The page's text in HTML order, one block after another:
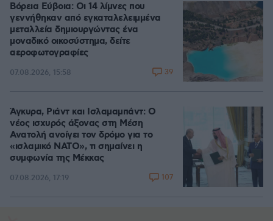
Βόρεια Εύβοια: Οι 14 λίμνες που
γεννήθηκαν από εγκαταλελειμμένα
μεταλλεία δημιουργώντας ένα
μοναδικό οικοσύστημα, δείτε
αεροφωτογραφίες
07.08.2026, 15:58 39
Άγκυρα, Ριάντ και Ισλαμαμπάντ: Ο
νέος ισχυρός άξονας στη Μέση
Ανατολή ανοίγει τον δρόμο για το
«ισλαμικό ΝΑΤΟ», τι σημαίνει η
συμφωνία της Μέκκας
07.08.2026, 17:19 107